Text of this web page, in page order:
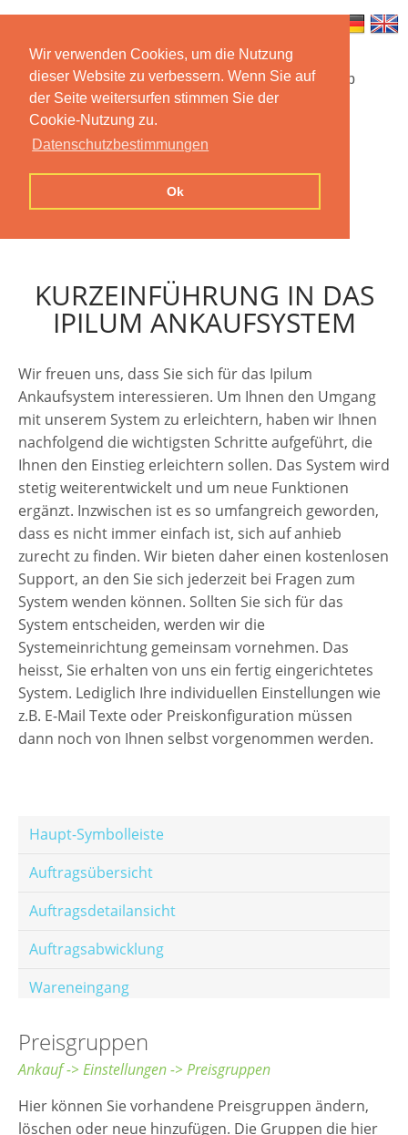
Wir verwenden Cookies, um die Nutzung
dieser Website zu verbessern. Wenn Sie auf
der Seite weitersurfen stimmen Sie der
Cookie-Nutzung zu.
Datenschutzbestimmungen
Ok
Startseite Funktionen Mobile App
Preise
Kontakt Impressum
KURZEINFÜHRUNG IN DAS
IPILUM ANKAUFSYSTEM
Wir freuen uns, dass Sie sich für das Ipilum
Ankaufsystem interessieren. Um Ihnen den Umgang
mit unserem System zu erleichtern, haben wir Ihnen
nachfolgend die wichtigsten Schritte aufgeführt, die
Ihnen den Einstieg erleichtern sollen. Das System wird
stetig weiterentwickelt und um neue Funktionen
ergänzt. Inzwischen ist es so umfangreich geworden,
dass es nicht immer einfach ist, sich auf anhieb
zurecht zu finden. Wir bieten daher einen kostenlosen
Support, an den Sie sich jederzeit bei Fragen zum
System wenden können. Sollten Sie sich für das
System entscheiden, werden wir die
Systemeinrichtung gemeinsam vornehmen. Das
heisst, Sie erhalten von uns ein fertig eingerichtetes
System. Lediglich Ihre individuellen Einstellungen wie
z.B. E-Mail Texte oder Preiskonfiguration müssen
dann noch von Ihnen selbst vorgenommen werden.
Haupt-Symbolleiste
Auftragsübersicht
Auftragsdetailansicht
Auftragsabwicklung
Wareneingang
E-Mail-Templates
Automatische Preisberechnung
Preisgruppen
Ankauf -> Einstellungen -> Preisgruppen
Hier können Sie vorhandene Preisgruppen ändern,
löschen oder neue hinzufügen. Die Gruppen die hier